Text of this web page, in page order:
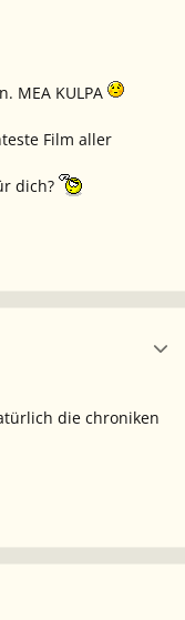
MEA KULPA
Film aller
dich?
die chroniken